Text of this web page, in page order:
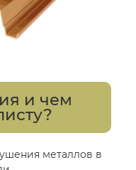
и чем
металлов в